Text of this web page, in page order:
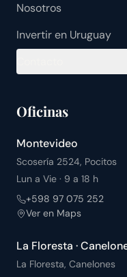
Nosotros
Invertir en Uruguay
Oficinas
Montevideo
Scosería 2524, Pocitos
Lun a Vie · 9 a 18 h
+598 97 075 252
Ver en Maps
La Floresta ·
La Floresta, Canelones